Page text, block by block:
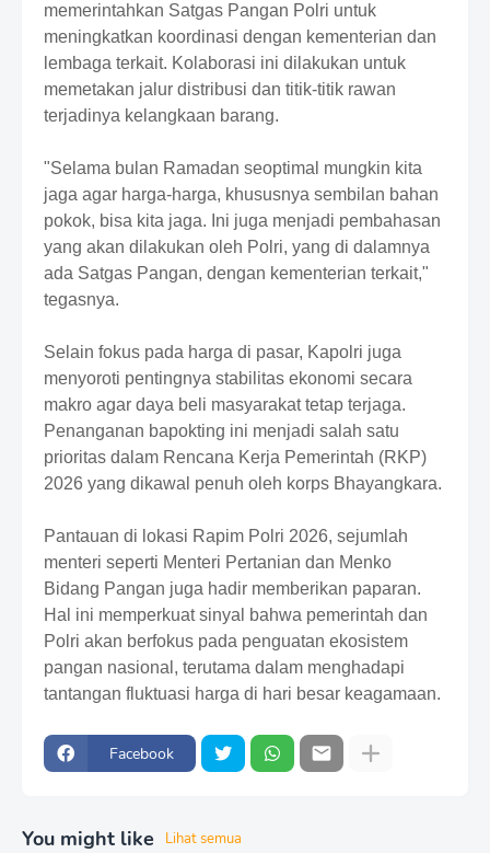
memerintahkan Satgas Pangan Polri untuk
meningkatkan koordinasi dengan kementerian dan
lembaga terkait. Kolaborasi ini dilakukan untuk
memetakan jalur distribusi dan titik-titik rawan
terjadinya kelangkaan barang.
"Selama bulan Ramadan seoptimal mungkin kita
jaga agar harga-harga, khususnya sembilan bahan
pokok, bisa kita jaga. Ini juga menjadi pembahasan
yang akan dilakukan oleh Polri, yang di dalamnya
ada Satgas Pangan, dengan kementerian terkait,"
tegasnya.
Selain fokus pada harga di pasar, Kapolri juga
menyoroti pentingnya stabilitas ekonomi secara
makro agar daya beli masyarakat tetap terjaga.
Penanganan bapokting ini menjadi salah satu
prioritas dalam Rencana Kerja Pemerintah (RKP)
2026 yang dikawal penuh oleh korps Bhayangkara.
Pantauan di lokasi Rapim Polri 2026, sejumlah
menteri seperti Menteri Pertanian dan Menko
Bidang Pangan juga hadir memberikan paparan.
Hal ini memperkuat sinyal bahwa pemerintah dan
Polri akan berfokus pada penguatan ekosistem
pangan nasional, terutama dalam menghadapi
tantangan fluktuasi harga di hari besar keagamaan.
Facebook
You might like Lihat semua